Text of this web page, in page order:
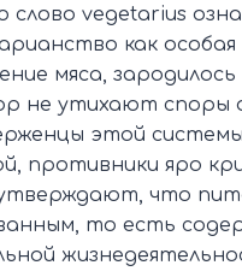
слово vegetarius
как
мяса, зародилось
не утихают споры
этой
противники яро
что
то есть